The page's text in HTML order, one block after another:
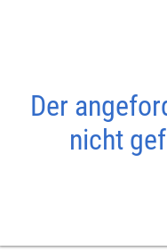
Der
nicht